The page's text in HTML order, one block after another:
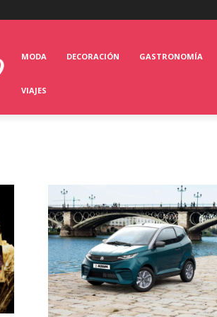
MODA DECORACIÓN GASTRONOMÍA
VIAJES